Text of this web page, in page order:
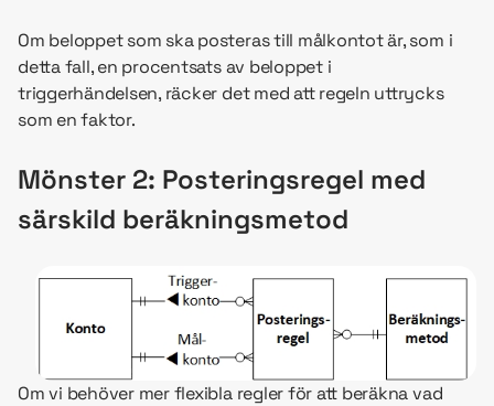
Om beloppet som ska posteras till målkontot är, som i
detta fall, en procentsats av beloppet i
triggerhändelsen, räcker det med att regeln uttrycks
som en faktor.
Mönster 2: Posteringsregel med
särskild beräkningsmetod
Om vi behöver mer flexibla regler för att beräkna vad